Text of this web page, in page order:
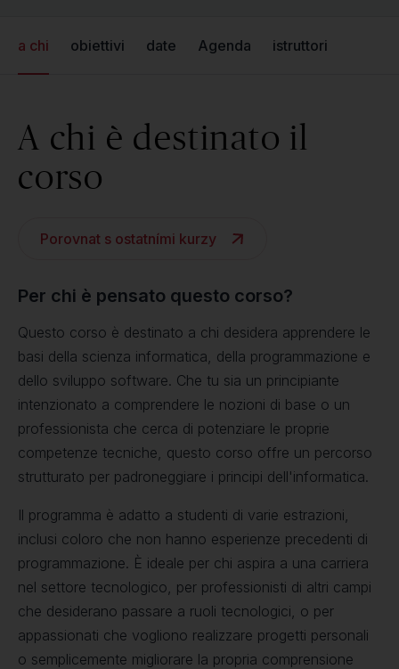
a chi obiettivi date Agenda istruttori
A chi è destinato il
corso
Porovnat s ostatními kurzy
Per chi è pensato questo corso?
Questo corso è destinato a chi desidera apprendere le
basi della scienza informatica, della programmazione e
dello sviluppo software. Che tu sia un principiante
intenzionato a comprendere le nozioni di base o un
professionista che cerca di potenziare le proprie
competenze tecniche, questo corso offre un percorso
strutturato per padroneggiare i principi dell'informatica.
Il programma è adatto a studenti di varie estrazioni,
inclusi coloro che non hanno esperienze precedenti di
programmazione. È ideale per chi aspira a una carriera
nel settore tecnologico, per professionisti di altri campi
che desiderano passare a ruoli tecnologici, o per
appassionati che vogliono realizzare progetti personali
o semplicemente migliorare la propria comprensione